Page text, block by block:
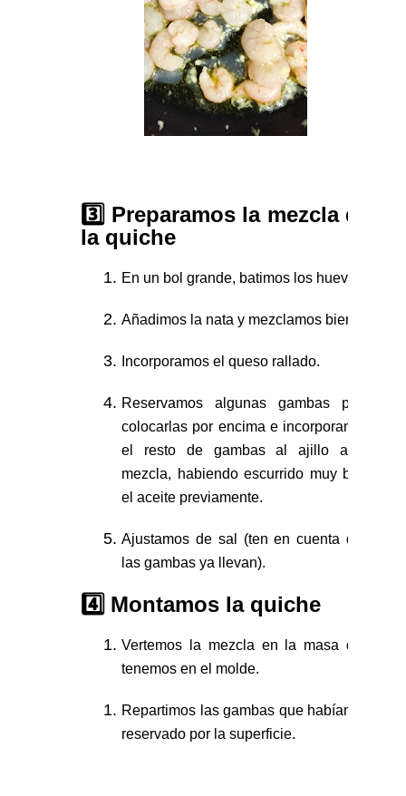
3️⃣ Preparamos la mezcla de
la quiche
En un bol grande, batimos los huevos.
Añadimos la nata y mezclamos bien.
Incorporamos el queso rallado.
Reservamos algunas gambas para
colocarlas por encima e incorporamos
el resto de gambas al ajillo a la
mezcla, habiendo escurrido muy bien
el aceite previamente.
Ajustamos de sal (ten en cuenta que
las gambas ya llevan).
4️⃣ Montamos la quiche
Vertemos la mezcla en la masa que
tenemos en el molde.
Repartimos las gambas que habíamos
reservado por la superficie.